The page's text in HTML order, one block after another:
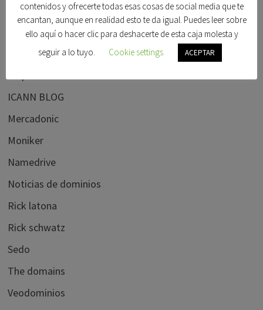
Foro dominios
Frank schilling
Godaddy
ICANN BLOG
Mercadonic
Moniker
Namedrive
Noticias de dominios
Rick latona
Rick schwatz
Sedo
The domains
Veodominios
contenidos y ofrecerte todas esas cosas de social media que te
encantan, aunque en realidad esto te da igual. Puedes leer sobre
ello aquí o hacer clic para deshacerte de esta caja molesta y
seguir a lo tuyo.
Cookie settings ACEPTAR